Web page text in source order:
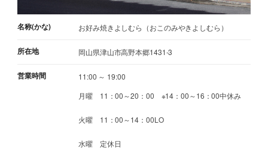
名称(かな) お好み焼きよしむら（おこのみやきよしむら）
所在地 岡山県津山市高野本郷1431-3
営業時間
11:00 ～ 19:00
月曜 11：00～20：00 ※14：00～16：00中休み
火曜 11：00～14：00LO
水曜 定休日